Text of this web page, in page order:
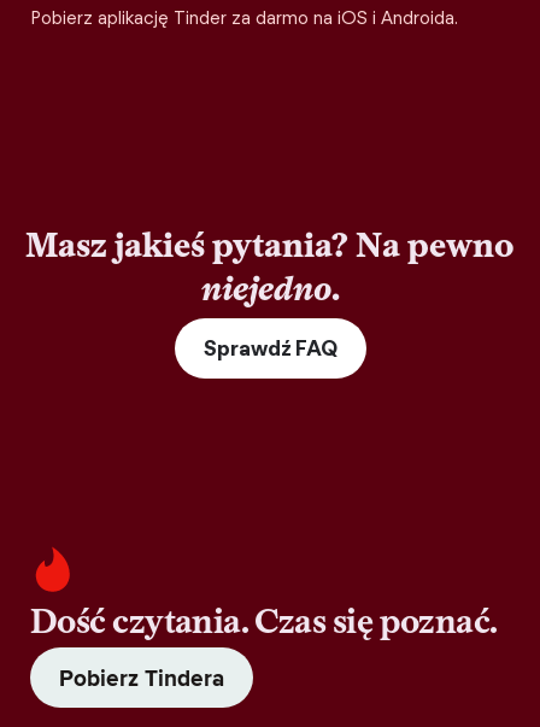
Pobierz aplikację Tinder za darmo na iOS i Androida.
Masz jakieś pytania? Na pewno
niejedno.
Sprawdź FAQ
Dość czytania. Czas się poznać.
Pobierz Tindera